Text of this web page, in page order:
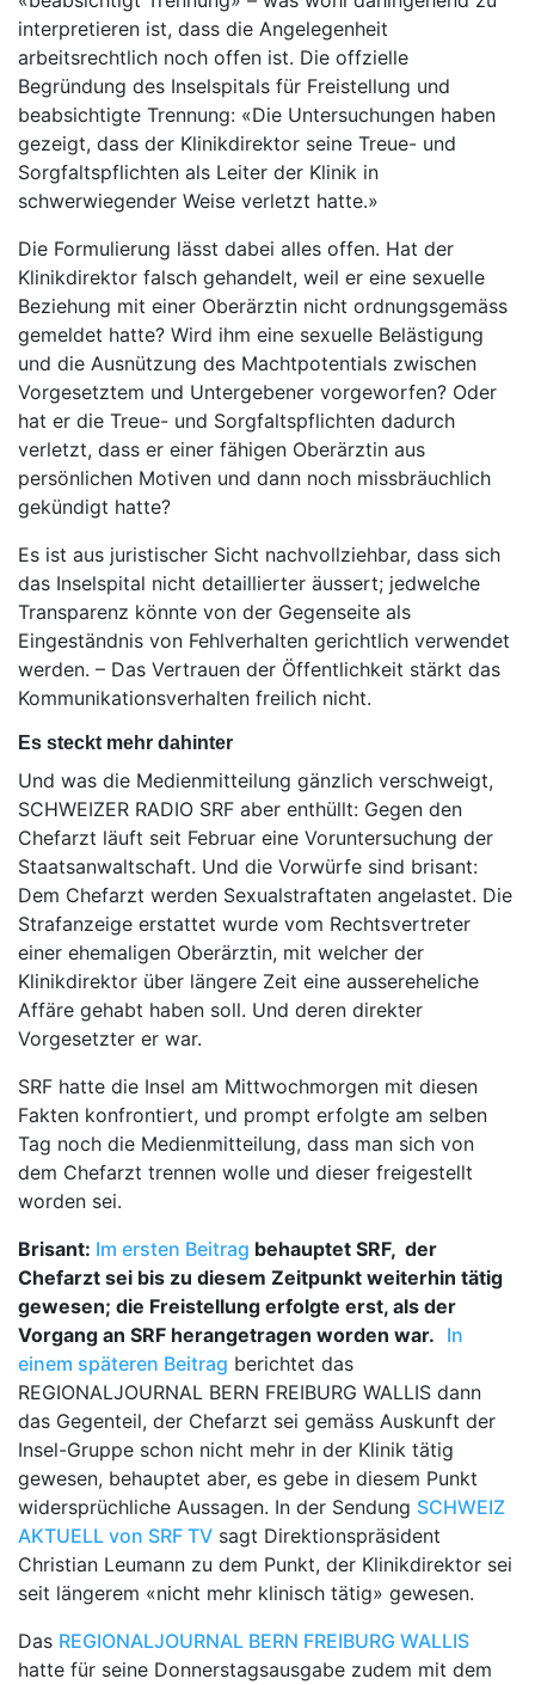
interpretieren ist, dass die Angelegenheit
arbeitsrechtlich noch offen ist. Die offzielle
Begründung des Inselspitals für Freistellung und
beabsichtigte Trennung: «Die Untersuchungen haben
gezeigt, dass der Klinikdirektor seine Treue- und
Sorgfaltspflichten als Leiter der Klinik in
schwerwiegender Weise verletzt hatte.»
Die Formulierung lässt dabei alles offen. Hat der
Klinikdirektor falsch gehandelt, weil er eine sexuelle
Beziehung mit einer Oberärztin nicht ordnungsgemäss
gemeldet hatte? Wird ihm eine sexuelle Belästigung
und die Ausnützung des Machtpotentials zwischen
Vorgesetztem und Untergebener vorgeworfen? Oder
hat er die Treue- und Sorgfaltspflichten dadurch
verletzt, dass er einer fähigen Oberärztin aus
persönlichen Motiven und dann noch missbräuchlich
gekündigt hatte?
Es ist aus juristischer Sicht nachvollziehbar, dass sich
das Inselspital nicht detaillierter äussert; jedwelche
Transparenz könnte von der Gegenseite als
Eingeständnis von Fehlverhalten gerichtlich verwendet
werden. – Das Vertrauen der Öffentlichkeit stärkt das
Kommunikationsverhalten freilich nicht.
Es steckt mehr dahinter
Und was die Medienmitteilung gänzlich verschweigt,
SCHWEIZER RADIO SRF aber enthüllt: Gegen den
Chefarzt läuft seit Februar eine Voruntersuchung der
Staatsanwaltschaft. Und die Vorwürfe sind brisant:
Dem Chefarzt werden Sexualstraftaten angelastet. Die
Strafanzeige erstattet wurde vom Rechtsvertreter
einer ehemaligen Oberärztin, mit welcher der
Klinikdirektor über längere Zeit eine aussereheliche
Affäre gehabt haben soll. Und deren direkter
Vorgesetzter er war.
SRF hatte die Insel am Mittwochmorgen mit diesen
Fakten konfrontiert, und prompt erfolgte am selben
Tag noch die Medienmitteilung, dass man sich von
dem Chefarzt trennen wolle und dieser freigestellt
worden sei.
Brisant: Im ersten Beitrag behauptet SRF, der
Chefarzt sei bis zu diesem Zeitpunkt weiterhin tätig
gewesen; die Freistellung erfolgte erst, als der
Vorgang an SRF herangetragen worden war. In
einem späteren Beitrag berichtet das
REGIONALJOURNAL BERN FREIBURG WALLIS dann
das Gegenteil, der Chefarzt sei gemäss Auskunft der
Insel-Gruppe schon nicht mehr in der Klinik tätig
gewesen, behauptet aber, es gebe in diesem Punkt
widersprüchliche Aussagen. In der Sendung SCHWEIZ
AKTUELL von SRF TV sagt Direktionspräsident
Christian Leumann zu dem Punkt, der Klinikdirektor sei
seit längerem «nicht mehr klinisch tätig» gewesen.
Das REGIONALJOURNAL BERN FREIBURG WALLIS
hatte für seine Donnerstagsausgabe zudem mit dem